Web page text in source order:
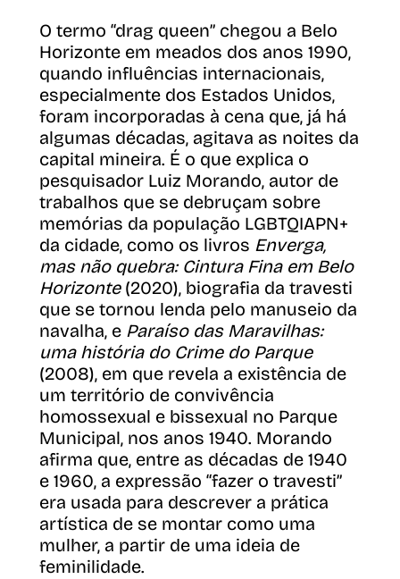
O termo “drag queen” chegou a Belo
Horizonte em meados dos anos 1990,
quando influências internacionais,
especialmente dos Estados Unidos,
foram incorporadas à cena que, já há
algumas décadas, agitava as noites da
capital mineira. É o que explica o
pesquisador Luiz Morando, autor de
trabalhos que se debruçam sobre
memórias da população LGBTQIAPN+
da cidade, como os livros Enverga,
mas não quebra: Cintura Fina em Belo
Horizonte(2020), biografia da travesti
que se tornou lenda pelo manuseio da
navalha, e Paraíso das Maravilhas:
uma história do Crime do Parque
(2008), em que revela a existência de
um território de convivência
homossexual e bissexual no Parque
Municipal, nos anos 1940. Morando
afirma que, entre as décadas de 1940
e 1960, a expressão “fazer o travesti”
era usada para descrever a prática
artística de se montar como uma
mulher, a partir de uma ideia de
feminilidade.